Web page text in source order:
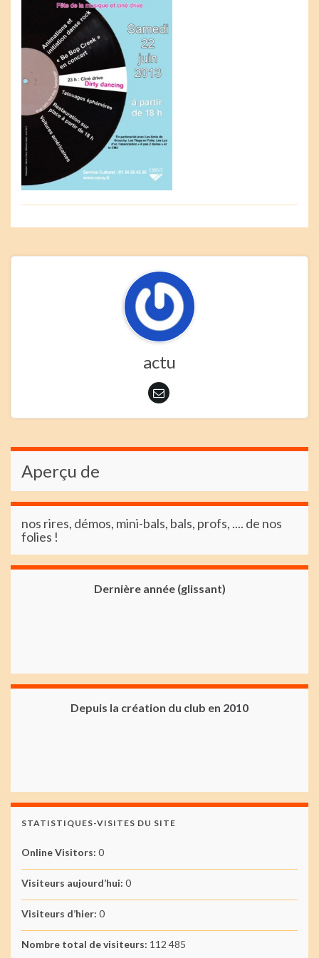
actu
Aperçu de
nos rires, démos, mini-bals, bals, profs, .... de nos
folies !
Dernière année (glissant)
Depuis la création du club en 2010
STATISTIQUES-VISITES DU SITE
Online Visitors: 0
Visiteurs aujourd’hui: 0
Visiteurs d’hier: 0
Nombre total de visiteurs: 112 485